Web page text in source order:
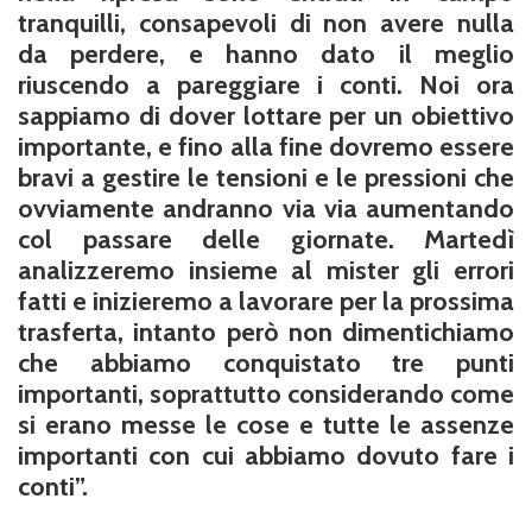
tranquilli, consapevoli di non avere nulla
da perdere, e hanno dato il meglio
riuscendo a pareggiare i conti. Noi ora
sappiamo di dover lottare per un obiettivo
importante, e fino alla fine dovremo essere
bravi a gestire le tensioni e le pressioni che
ovviamente andranno via via aumentando
col passare delle giornate. Martedì
analizzeremo insieme al mister gli errori
fatti e inizieremo a lavorare per la prossima
trasferta, intanto però non dimentichiamo
che abbiamo conquistato tre punti
importanti, soprattutto considerando come
si erano messe le cose e tutte le assenze
importanti con cui abbiamo dovuto fare i
conti”.